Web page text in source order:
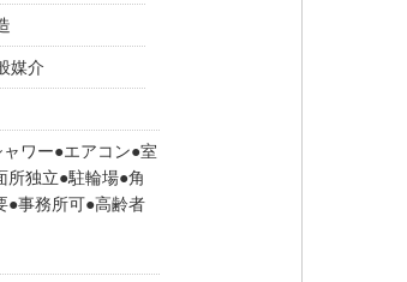
媒介
ャワー エアコン 室
所独立 駐輪場 角
事務所可 高齢者